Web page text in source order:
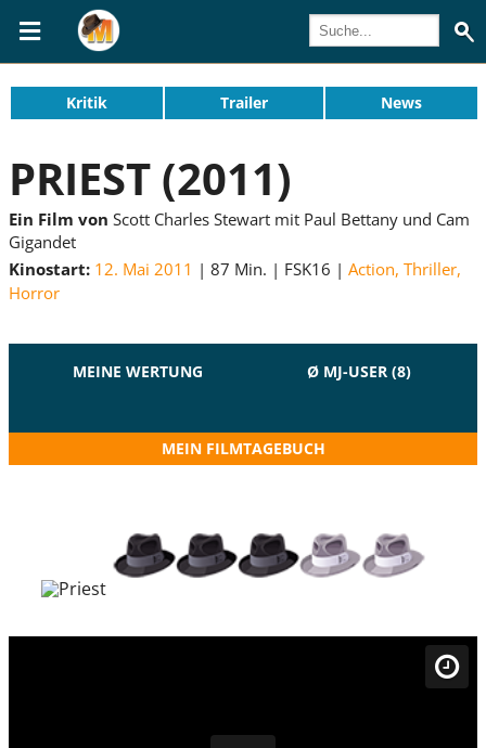
Kritik Trailer News
PRIEST (2011)
Ein Film von Scott Charles Stewart mit Paul Bettany und Cam
Gigandet
Kinostart: 12. Mai 2011 87 Min. FSK16 Action, Thriller,
Horror
MEINE WERTUNG Ø MJ-USER (8)
MEIN FILMTAGEBUCH